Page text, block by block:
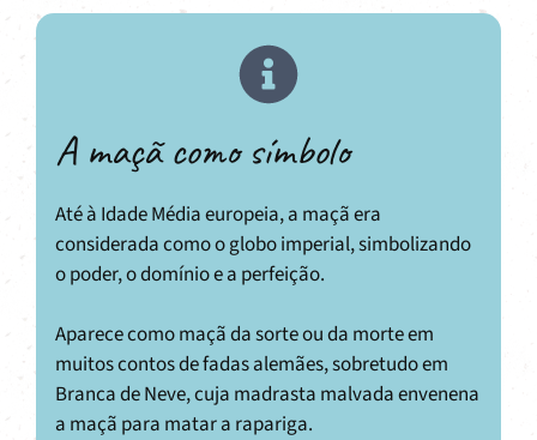
A maçã como símbolo
Até à Idade Média europeia, a maçã era
considerada como o globo imperial, simbolizando
o poder, o domínio e a perfeição.
Aparece como maçã da sorte ou da morte em
muitos contos de fadas alemães, sobretudo em
Branca de Neve, cuja madrasta malvada envenena
a maçã para matar a rapariga.